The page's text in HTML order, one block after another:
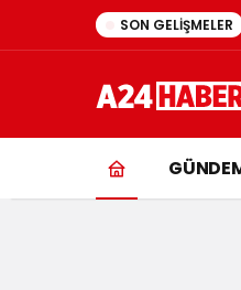
SON GELIŞMELER
iletişim